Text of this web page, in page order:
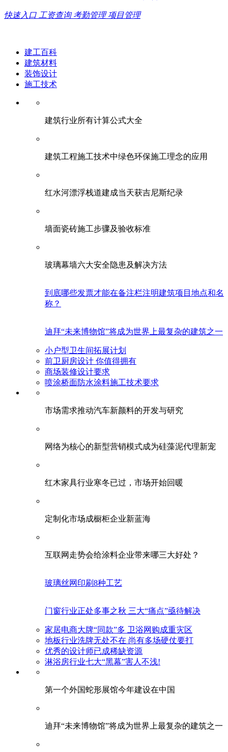
快速入口 工资查询 考勤管理 项目管理
建工百科
建筑材料
装饰设计
施工技术
建筑行业所有计算公式大全
建筑工程施工技术中绿色环保施工理念的应用
红水河漂浮栈道建成当天获吉尼斯纪录
墙面瓷砖施工步骤及验收标准
玻璃幕墙六大安全隐患及解决方法
到底哪些发票才能在备注栏注明建筑项目地点和名
称？
迪拜“未来博物馆”将成为世界上最复杂的建筑之一
小户型卫生间拓展计划
前卫厨房设计 你值得拥有
商场装修设计要求
喷涂桥面防水涂料施工技术要求
市场需求推动汽车新颜料的开发与研究
网络为核心的新型营销模式成为硅藻泥代理新宠
红木家具行业寒冬已过，市场开始回暖
定制化市场成橱柜企业新蓝海
互联网走势会给涂料企业带来哪三大好处？
玻璃丝网印刷8种工艺
门窗行业正处多事之秋 三大“痛点”亟待解决
家居电商大牌“同款”多 卫浴网购成重灾区
地板行业洗牌无处不在 尚有多场硬仗要打
优秀的设计师已成稀缺资源
淋浴房行业七大“黑幕”害人不浅!
第一个外国蛇形展馆今年建设在中国
迪拜“未来博物馆”将成为世界上最复杂的建筑之一